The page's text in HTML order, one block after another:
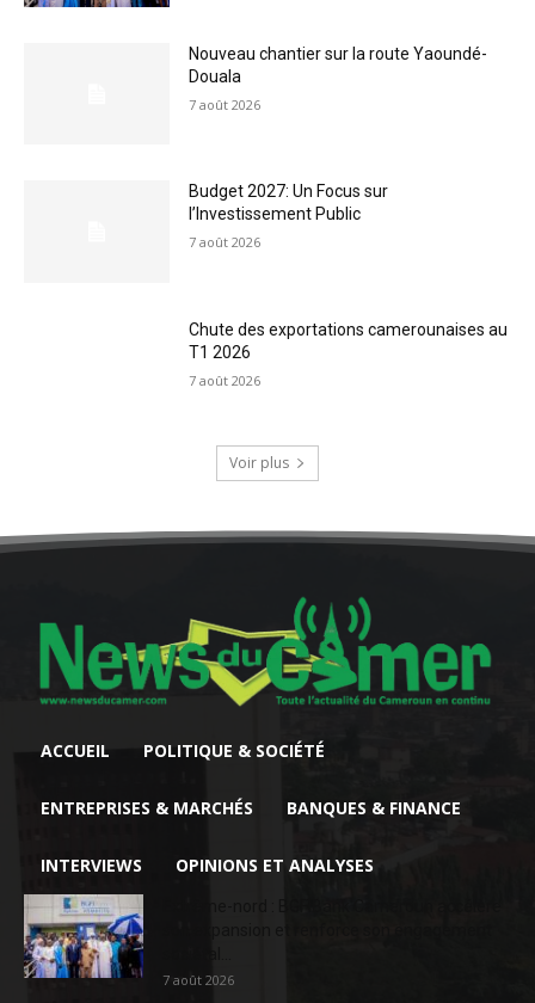
Nouveau chantier sur la route Yaoundé-
Douala
7 août 2026
Budget 2027: Un Focus sur
l’Investissement Public
7 août 2026
Chute des exportations camerounaises au
T1 2026
7 août 2026
Voir plus
ACCUEIL POLITIQUE & SOCIÉTÉ
ENTREPRISES & MARCHÉS BANQUES & FINANCE
INTERVIEWS OPINIONS ET ANALYSES
7 août 2026